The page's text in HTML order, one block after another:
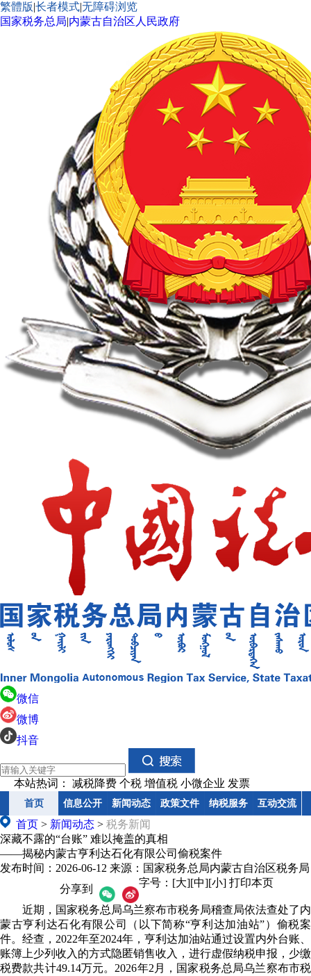
繁體版|长者模式|无障碍浏览
国家税务总局|内蒙古自治区人民政府
微信
微博
抖音
本站热词： 减税降费 个税 增值税 小微企业 发票
首页 信息公开 新闻动态 政策文件 纳税服务 互动交流
首页 信息公开 新闻动态 政策文件 纳税服务 互动交流
首页 > 新闻动态 > 税务新闻
深藏不露的“台账” 难以掩盖的真相
——揭秘内蒙古亨利达石化有限公司偷税案件
发布时间： 2026-06-12 来源： 国家税务总局内蒙古自治区税务局
字号： [大][中][小] 打印本页
分享到
近期，国家税务总局乌兰察布市税务局稽查局依法查处了内
蒙古亨利达石化有限公司（以下简称“亨利达加油站”）偷税案
件。经查， 2022年至2024年，亨利达加油站通过设置内外台账、
账簿上少列收入的方式隐匿销售收入， 进行虚假纳税申报， 少缴
税费款共计49.14万元。2026年2月，国家税务总局乌兰察布市税